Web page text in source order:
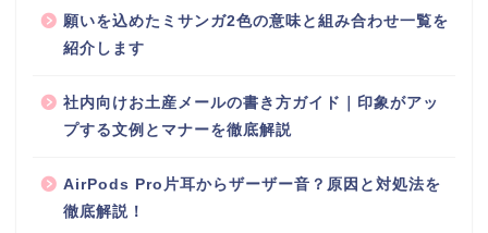
願いを込めたミサンガ2色の意味と組み合わせ一覧を
紹介します
社内向けお土産メールの書き方ガイド｜印象がアッ
プする文例とマナーを徹底解説
AirPods Pro片耳からザーザー音？原因と対処法を
徹底解説！